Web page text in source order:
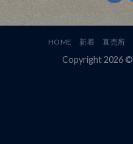
HOME 新着 直売所
Copyright 2026 ©